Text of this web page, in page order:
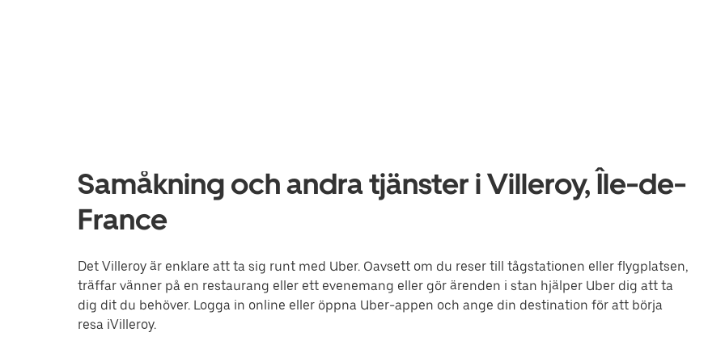
Samåkning och andra tjänster i Villeroy, Île-de-
France
Det Villeroy är enklare att ta sig runt med Uber. Oavsett om du reser till tågstationen eller flygplatsen,
träffar vänner på en restaurang eller ett evenemang eller gör ärenden i stan hjälper Uber dig att ta
dig dit du behöver. Logga in online eller öppna Uber-appen och ange din destination för att börja
resa iVilleroy.